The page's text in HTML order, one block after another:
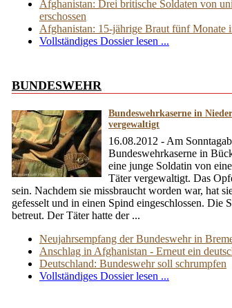
Afghanistan: Drei britische Soldaten von
erschossen
Afghanistan: 15-jährige Braut fünf Monate
Vollständiges Dossier lesen ...
BUNDESWEHR
Bundeswehrkaserne in
vergewaltigt
16.08.2012 - Am
Bundeswehrkaserne in
eine junge Soldatin von
Täter vergewaltigt. Das
sein. Nachdem sie missbraucht worden war, hat
gefesselt und in einen Spind eingeschlossen. Die
betreut. Der Täter hatte der ...
Neujahrsempfang der Bundeswehr in
Anschlag in Afghanistan - Erneut ein
Deutschland: Bundeswehr soll schrumpfen
Vollständiges Dossier lesen ...